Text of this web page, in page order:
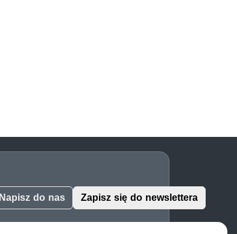
Napisz do nas Zapisz się do newslettera